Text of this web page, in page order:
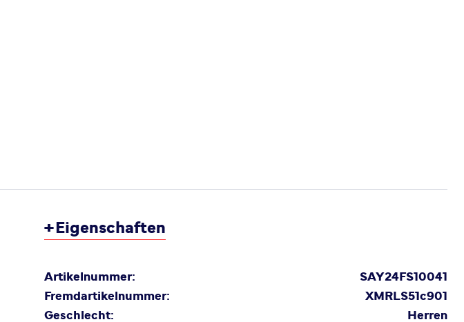
+ Eigenschaften
Artikelnummer:
SAY24FS10041
Fremdartikelnummer:
XMRLS51c901
Geschlecht:
Herren